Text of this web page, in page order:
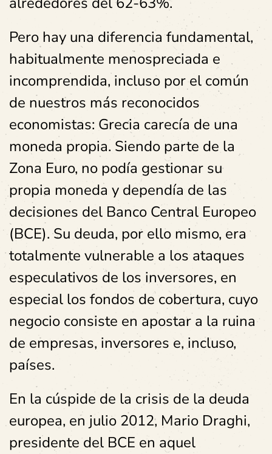
Pero hay una diferencia fundamental,
habitualmente menospreciada e
incomprendida, incluso por el común
de nuestros más reconocidos
economistas: Grecia carecía de una
moneda propia. Siendo parte de la
Zona Euro, no podía gestionar su
propia moneda y dependía de las
decisiones del Banco Central Europeo
(BCE). Su deuda, por ello mismo, era
totalmente vulnerable a los ataques
especulativos de los inversores, en
especial los fondos de cobertura, cuyo
negocio consiste en apostar a la ruina
de empresas, inversores e, incluso,
países.
En la cúspide de la crisis de la deuda
europea, en julio 2012, Mario Draghi,
presidente del BCE en aquel